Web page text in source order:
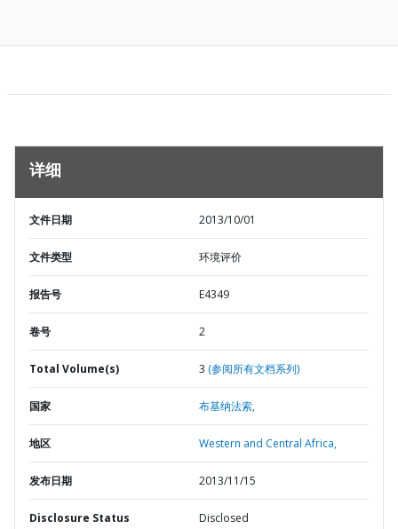
详细
文件日期 2013/10/01
文件类型 环境评价
报告号 E4349
卷号 2
Total Volume(s) 3 (参阅所有文档系列)
国家 布基纳法索,
地区 Western and Central Africa,
发布日期 2013/11/15
Disclosure Status Disclosed